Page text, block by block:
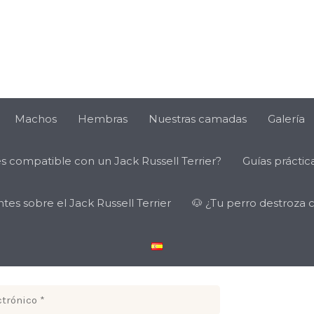
Machos Hembras Nuestras camadas Galería
compatible con un Jack Russell Terrier? Guías
sobre el Jack Russell Terrier 🐶 ¿Tu perro destroza
de nuevo o ponte en contacto con el servicio de
la elegancia y energía de la raza
LOS ÚLTIMOS CONSEJOS Y NOVEDADES